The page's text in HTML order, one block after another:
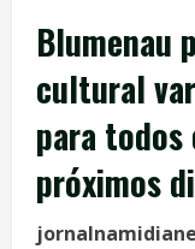
Blumenau
cultural
para todos
próximos